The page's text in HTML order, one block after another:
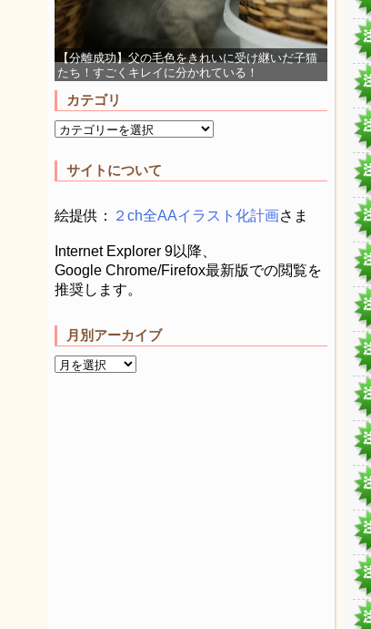
【分離成功】父の毛色をきれいに受け継いだ子猫
たち！すごくキレイに分かれている！
カテゴリ
サイトについて
絵提供： ２ch全AAイラスト化計画さま
Internet Explorer 9以降、
Google Chrome/Firefox最新版での閲覧を
推奨します。
月別アーカイブ